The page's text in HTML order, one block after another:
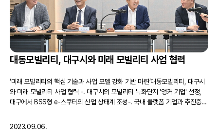
대동모빌리티, 대구시와 미래 모빌리티 사업 협력
‘미래 모빌리티의 핵심 기술과 사업 모델 강화 기반 마련’대동모빌리티, 대구시
와 미래 모빌리티 사업 협력 -. 대구시의 모빌리티 특화단지 '앵커 기업' 선정,
대구에서 BSS형 e-스쿠터의 산업 상태계 조성-. 국내 플랫폼 기업과 추진중인
모빌리티 센터’ 통해 모빌리티 핵심 기술 내재화하며 전방적위적 사업 역량 강
2023.09.06.